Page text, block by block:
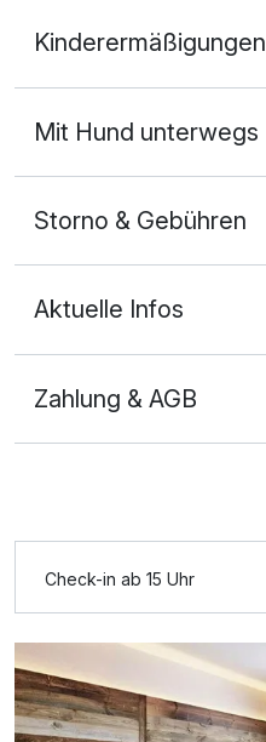
2 Erwachsene und 2 Kinder
Für 6 Tage
Ausstattung
Doppelzimmer Deluxe
2 Erwachsene
Kinderermäßigungen
Mit Hund unterwegs
Storno & Gebühren
Aktuelle Infos
Zahlung & AGB
Check-in ab 15 Uhr